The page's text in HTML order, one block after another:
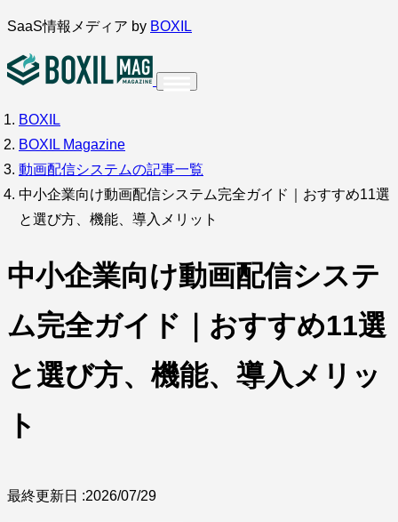
内
を
キ
ッ
プ
SaaS情報メディア by BOXIL
インタビュー
サービス比較 キーワードから探す
SaaS情報メディア by
BOXIL
BOXIL Magazine
動画配信システムの記事一覧
中小企業向け動画配信システム完全ガイド｜おすすめ11選
と選び方、機能、導入メリット
中小企業向け動画配信システ
ム完全ガイド｜おすすめ11選
と選び方、機能、導入メリッ
ト
最終更新日 :2026/07/29